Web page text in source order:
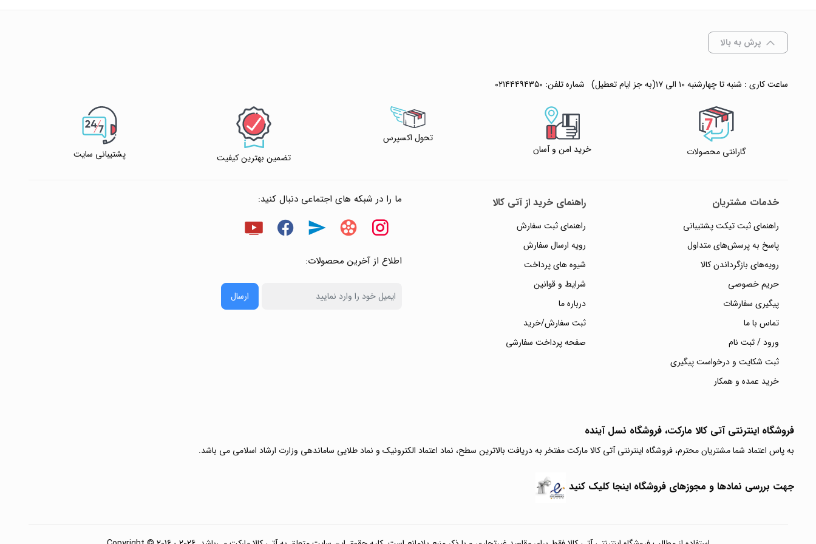
برند :
افزودن به سبد خرید
پرش به بالا
ساعت کاری : شنبه تا چهارشنبه ۱۰ الی ۱۷(به جز ایام تعطیل) شماره تلفن: ۰۲۱۴۴۴۹۴۳۵۰
گارانتی محصولات خرید امن و آسان
تحول اکسپرس
تضمین بهترین کیفیت
پشتیبانی سایت
خدمات مشتریان
راهنمای ثبت تیکت پشتیبانی
پاسخ به پرسش‌های متداول
رویه‌های بازگرداندن کالا
حریم خصوصی
پیگیری سفارشات
تماس با ما
ورود / ثبت نام
ثبت شکایت و درخواست پیگیری
خرید عمده و همکار
راهنمای خرید از آتی کالا
راهنمای ثبت سفارش
رویه ارسال سفارش
شیوه های پرداخت
شرایط و قوانین
درباره ما
ثبت سفارش/خرید
صفحه پرداخت سفارشی
ما را در شبکه های اجتماعی دنبال کنید:
اطلاع از آخرین محصولات:
ارسال
فروشگاه اینترنتی آتی‌ کالا مارکت، فروشگاه نسل آینده
به پاس اعتماد شما مشتریان محترم، فروشگاه اینترنتی آتی کالا مارکت مفتخر به دریافت بالاترین سطح، نماد اعتماد الکترونیک و نماد طلایی ساماندهی وزارت ارشاد اسلامی می باشد.
جهت بررسی نمادها و مجوزهای فروشگاه اینجا کلیک کنید